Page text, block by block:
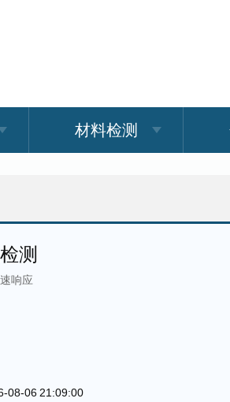
材料检测
测
响应
08-06 21:09:00